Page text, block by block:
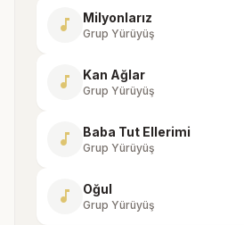
music_note Milyonlarız
Grup Yürüyüş
music_note Kan Ağlar
Grup Yürüyüş
music_note Baba Tut Ellerimi
Grup Yürüyüş
music_note Oğul
Grup Yürüyüş